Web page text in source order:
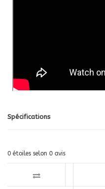
Spécifications
0 étoiles selon 0 avis